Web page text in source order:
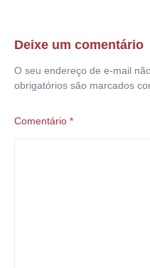
Deixe um comentário
O seu endereço de e-mail
obrigatórios são marcados
Comentário *